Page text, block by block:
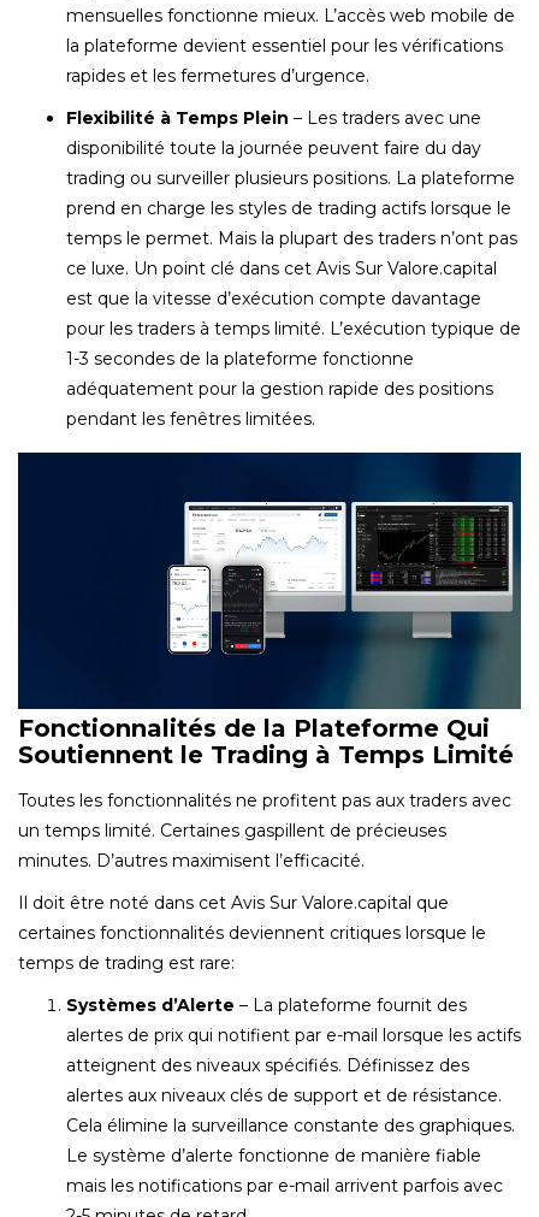
mensuelles fonctionne mieux. L’accès web mobile de
la plateforme devient essentiel pour les vérifications
rapides et les fermetures d’urgence.
Flexibilité à Temps Plein – Les traders avec une
disponibilité toute la journée peuvent faire du day
trading ou surveiller plusieurs positions. La plateforme
prend en charge les styles de trading actifs lorsque le
temps le permet. Mais la plupart des traders n’ont pas
ce luxe. Un point clé dans cet Avis Sur Valore.capital
est que la vitesse d’exécution compte davantage
pour les traders à temps limité. L’exécution typique de
1-3 secondes de la plateforme fonctionne
adéquatement pour la gestion rapide des positions
pendant les fenêtres limitées.
Fonctionnalités de la Plateforme Qui
Soutiennent le Trading à Temps Limité
Toutes les fonctionnalités ne profitent pas aux traders avec
un temps limité. Certaines gaspillent de précieuses
minutes. D’autres maximisent l’efficacité.
Il doit être noté dans cet Avis Sur Valore.capital que
certaines fonctionnalités deviennent critiques lorsque le
temps de trading est rare:
Systèmes d’Alerte – La plateforme fournit des
alertes de prix qui notifient par e-mail lorsque les actifs
atteignent des niveaux spécifiés. Définissez des
alertes aux niveaux clés de support et de résistance.
Cela élimine la surveillance constante des graphiques.
Le système d’alerte fonctionne de manière fiable
mais les notifications par e-mail arrivent parfois avec